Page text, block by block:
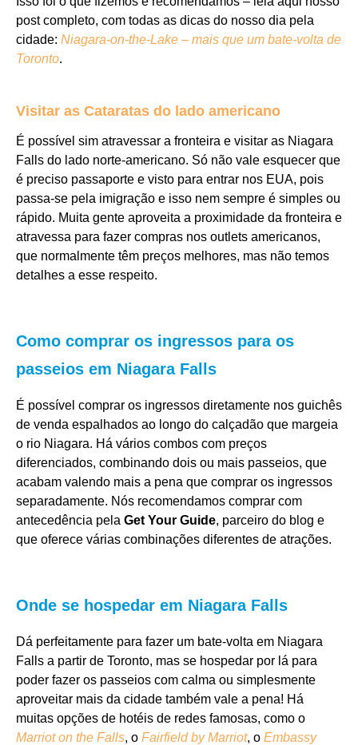
post completo, com todas as dicas do nosso dia pela
cidade: Niagara-on-the-Lake – mais que um bate-volta de
Toronto.
Visitar as Cataratas do lado americano
É possível sim atravessar a fronteira e visitar as Niagara
Falls do lado norte-americano. Só não vale esquecer que
é preciso passaporte e visto para entrar nos EUA, pois
passa-se pela imigração e isso nem sempre é simples ou
rápido. Muita gente aproveita a proximidade da fronteira e
atravessa para fazer compras nos outlets americanos,
que normalmente têm preços melhores, mas não temos
detalhes a esse respeito.
Como comprar os ingressos para os
passeios em Niagara Falls
É possível comprar os ingressos diretamente nos guichês
de venda espalhados ao longo do calçadão que margeia
o rio Niagara. Há vários combos com preços
diferenciados, combinando dois ou mais passeios, que
acabam valendo mais a pena que comprar os ingressos
separadamente. Nós recomendamos comprar com
antecedência pela Get Your Guide, parceiro do blog e
que oferece várias combinações diferentes de atrações.
Onde se hospedar em Niagara Falls
Dá perfeitamente para fazer um bate-volta em Niagara
Falls a partir de Toronto, mas se hospedar por lá para
poder fazer os passeios com calma ou simplesmente
aproveitar mais da cidade também vale a pena! Há
muitas opções de hotéis de redes famosas, como o
Marriot on the Falls, o Fairfield by Marriot, o Embassy